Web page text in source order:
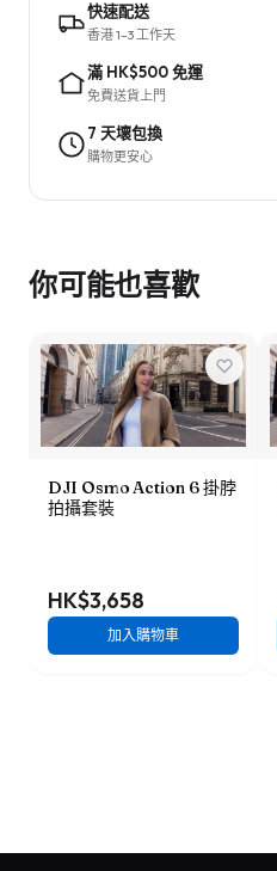
快速配送
香港 1–3 工作天
滿 HK$500 免運
免費送貨上門
7 天壞包換
購物更安心
你可能也喜歡
DJI Osmo Action 6 掛脖
拍攝套裝
HK$3,658
加入購物車